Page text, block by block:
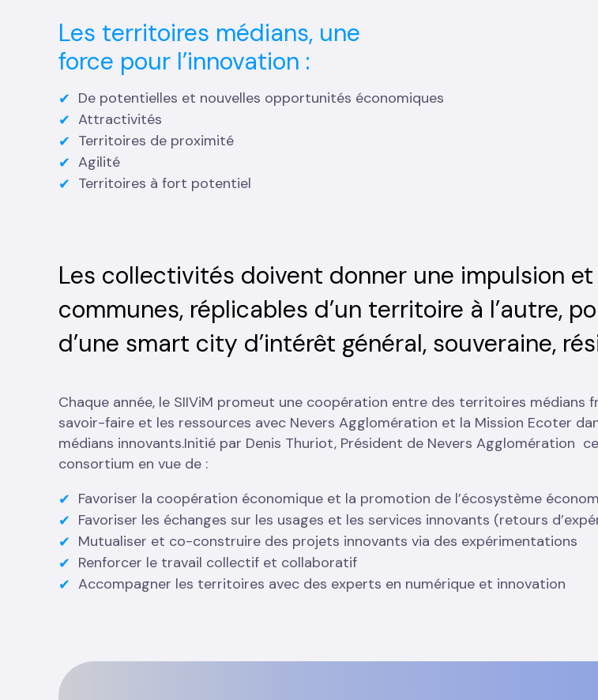
Les territoires médians, une
force pour l’innovation :
De potentielles et nouvelles opportunités économiques
Attractivités
Territoires de proximité
Agilité
Territoires à fort potentiel
Les collectivités doivent donner une impulsion
communes, réplicables d’un territoire à l’autre,
d’une smart city d’intérêt général, souveraine,
Chaque année, le SIIViM promeut une coopération entre des territoires médians
savoir-faire et les ressources avec Nevers Agglomération et la Mission Ecoter
médians innovants.Initié par Denis Thuriot, Président de Nevers Agglomération
consortium en vue de :
Favoriser la coopération économique et la promotion de l’écosystème
Favoriser les échanges sur les usages et les services innovants (retours
Mutualiser et co-construire des projets innovants via des expérimentations
Renforcer le travail collectif et collaboratif
Accompagner les territoires avec des experts en numérique et innovation